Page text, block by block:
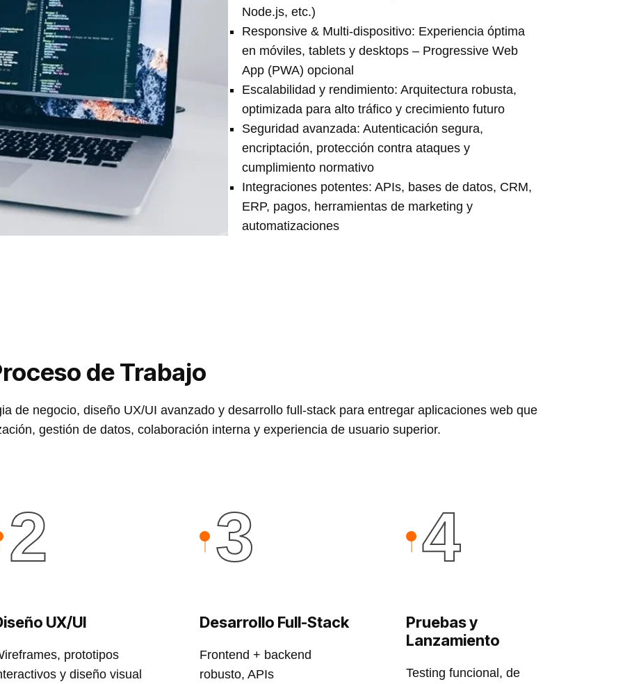
Node.js, etc.)
Responsive & Multi-dispositivo: Experiencia óptima
en móviles, tablets y desktops – Progressive Web
App (PWA) opcional
Escalabilidad y rendimiento: Arquitectura robusta,
optimizada para alto tráfico y crecimiento futuro
Seguridad avanzada: Autenticación segura,
encriptación, protección contra ataques y
cumplimiento normativo
Integraciones potentes: APIs, bases de datos, CRM,
ERP, pagos, herramientas de marketing y
automatizaciones
de Trabajo
de negocio, diseño UX/UI avanzado y desarrollo full-stack para entregar aplicaciones web que
gestión de datos, colaboración interna y experiencia de usuario superior.
2
UX/UI
prototipos
y diseño visual
3
Desarrollo Full-Stack
Frontend + backend
robusto, APIs
4
Pruebas y
Lanzamiento
Testing funcional, de